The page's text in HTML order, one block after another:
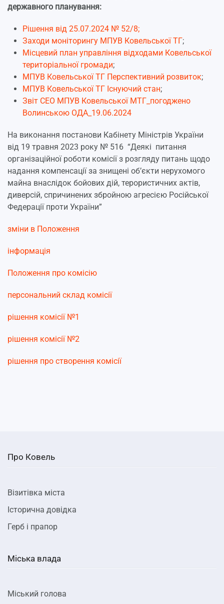
державного планування:
Рішення від 25.07.2024 № 52/8;
Заходи моніторингу МПУВ Ковельської ТГ;
Місцевий план управління відходами Ковельської
територіальної громади;
МПУВ Ковельської ТГ Перспективний розвиток;
МПУВ Ковельської ТГ Існуючий стан;
Звіт СЕО МПУВ Ковельської МТГ_погоджено
Волинською ОДА_19.06.2024
На виконання постанови Кабінету Міністрів України
від 19 травня 2023 року № 516 “Деякі питання
організаційної роботи комісії з розгляду питань щодо
надання компенсації за знищені об’єкти нерухомого
майна внаслідок бойових дій, терористичних актів,
диверсій, спричинених збройною агресією Російської
Федерації проти України”
зміни в Положення
інформація
Положення про комісію
персональний склад комісії
рішення комісії №1
рішення комісії №2
рішення про створення комісії
Про Ковель
Візитівка міста
Історична довідка
Герб і прапор
Міська влада
Міський голова